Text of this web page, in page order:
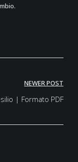
NEWER POST
| Formato PDF